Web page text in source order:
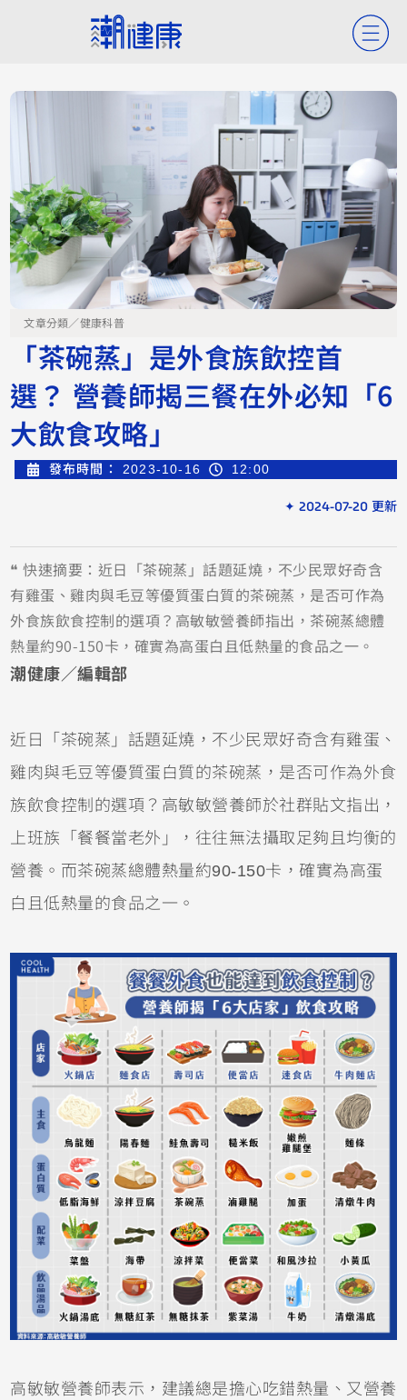
文章分類／健康科普
「茶碗蒸」是外食族飲控首
選？ 營養師揭三餐在外必知「6
大飲食攻略」
發布時間： 2023-10-16 12:00
✦ 2024-07-20 更新
❝ 快速摘要：近日「茶碗蒸」話題延燒，不少民眾好奇含
有雞蛋、雞肉與毛豆等優質蛋白質的茶碗蒸，是否可作為
外食族飲食控制的選項？高敏敏營養師指出，茶碗蒸總體
熱量約90-150卡，確實為高蛋白且低熱量的食品之一。
潮健康／編輯部
近日「茶碗蒸」話題延燒，不少民眾好奇含有雞蛋、
雞肉與毛豆等優質蛋白質的茶碗蒸，是否可作為外食
族飲食控制的選項？高敏敏營養師於社群貼文指出，
上班族「餐餐當老外」，往往無法攝取足夠且均衡的
營養。而茶碗蒸總體熱量約90-150卡，確實為高蛋
白且低熱量的食品之一。
高敏敏營養師表示，建議總是擔心吃錯熱量、又營養